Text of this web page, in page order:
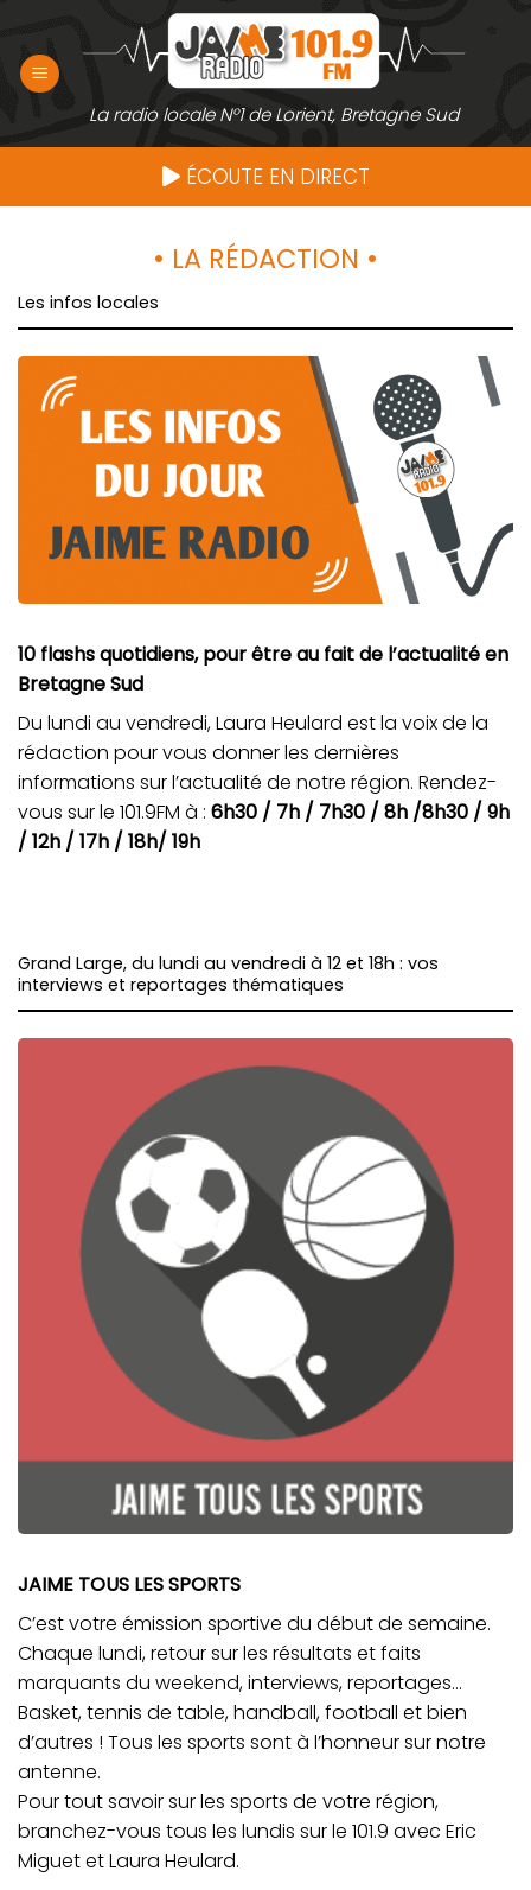
contenu
La radio locale N°1 de Lorient, Bretagne Sud
ÉCOUTE EN DIRECT
• LA RÉDACTION •
Les infos locales
10 flashs quotidiens, pour être au fait de l’actualité en
Bretagne Sud
Du lundi au vendredi, Laura Heulard est la voix de la
rédaction pour vous donner les dernières
informations sur l’actualité de notre région. Rendez-
vous sur le 101.9FM à : 6h30 / 7h / 7h30 / 8h /8h30 / 9h
/ 12h / 17h / 18h/ 19h
Grand Large, du lundi au vendredi à 12 et 18h : vos
interviews et reportages thématiques
JAIME TOUS LES SPORTS
C’est votre émission sportive du début de semaine.
Chaque lundi, retour sur les résultats et faits
marquants du weekend, interviews, reportages…
Basket, tennis de table, handball, football et bien
d’autres ! Tous les sports sont à l’honneur sur notre
antenne.
Pour tout savoir sur les sports de votre région,
branchez-vous tous les lundis sur le 101.9 avec Eric
Miguet et Laura Heulard.